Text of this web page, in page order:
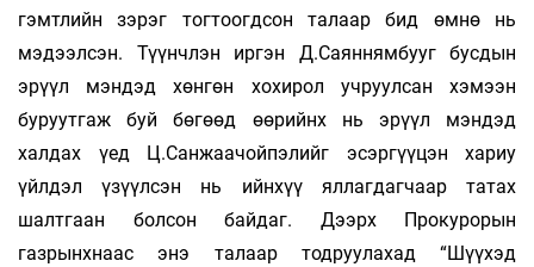
гэмтлийн зэрэг тогтоогдсон талаар бид өмнө нь
мэдээлсэн. Түүнчлэн иргэн Д.Саяннямбууг бусдын
эрүүл мэндэд хөнгөн хохирол учруулсан хэмээн
буруутгаж буй бөгөөд өөрийнх нь эрүүл мэндэд
халдах үед Ц.Санжаачойпэлийг эсэргүүцэн хариу
үйлдэл үзүүлсэн нь ийнхүү яллагдагчаар татах
шалтгаан болсон байдаг. Дээрх Прокурорын
газрынхнаас энэ талаар тодруулахад “Шүүхэд